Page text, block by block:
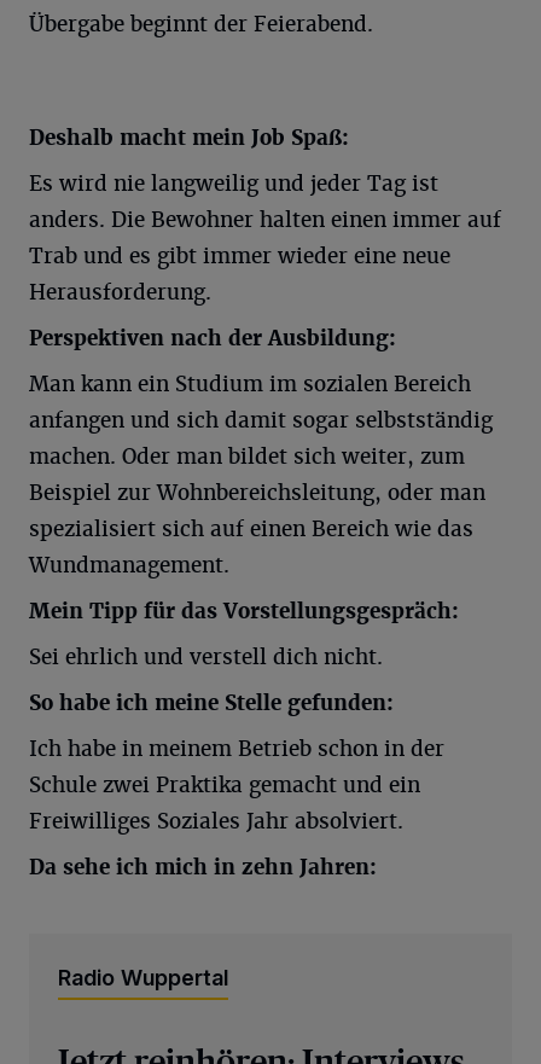
Übergabe beginnt der Feierabend.
Deshalb macht mein Job Spaß:
Es wird nie langweilig und jeder Tag ist
anders. Die Bewohner halten einen immer auf
Trab und es gibt immer wieder eine neue
Herausforderung.
Perspektiven nach der Ausbildung:
Man kann ein Studium im sozialen Bereich
anfangen und sich damit sogar selbstständig
machen. Oder man bildet sich weiter, zum
Beispiel zur Wohnbereichsleitung, oder man
spezialisiert sich auf einen Bereich wie das
Wundmanagement.
Mein Tipp für das Vorstellungsgespräch:
Sei ehrlich und verstell dich nicht.
So habe ich meine Stelle gefunden:
Ich habe in meinem Betrieb schon in der
Schule zwei Praktika gemacht und ein
Freiwilliges Soziales Jahr absolviert.
Da sehe ich mich in zehn Jahren:
Radio Wuppertal